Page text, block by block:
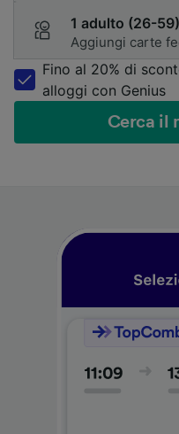
1 adulto (26-59)
Aggiungi carte
Fino al 20% di
alloggi con Genius
Cerca il